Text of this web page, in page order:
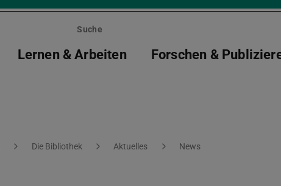
Suche
Lernen & Arbeiten Forschen &
Die Bibliothek Aktuelles News